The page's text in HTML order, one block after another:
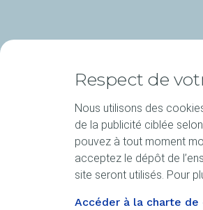
Respect de
Nous utilisons des
de la publicité ciblée
pouvez à tout moment
acceptez le dépôt de
site seront utilisés. Pour
Accéder à la charte